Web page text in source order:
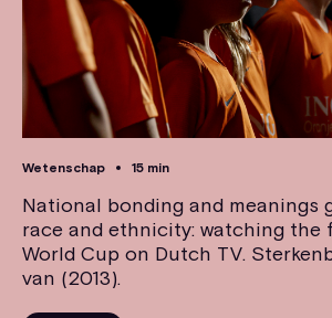
Wetenschap 15 min
National bonding and meanings
race and ethnicity: watching the
World Cup on Dutch TV.
van (2013).